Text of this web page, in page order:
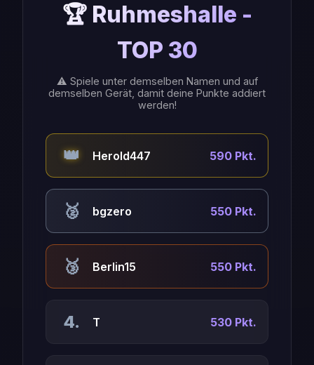
🏆 Ruhmeshalle -
TOP 30
⚠️ Spiele unter demselben Namen und auf
demselben Gerät, damit deine Punkte addiert
werden!
👑 Herold447 590 Pkt.
🥈 bgzero 550 Pkt.
🥉 Berlin15 550 Pkt.
4. T 530 Pkt.